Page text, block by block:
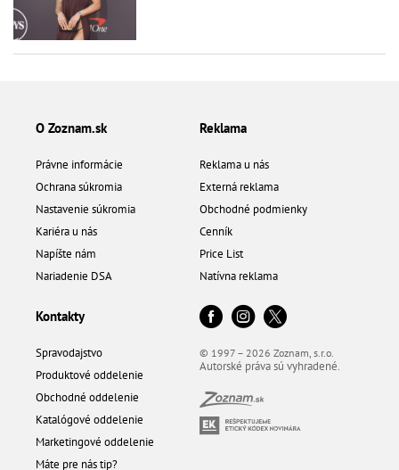
O Zoznam.sk
Právne informácie
Ochrana súkromia
Nastavenie súkromia
Kariéra u nás
Napíšte nám
Nariadenie DSA
Reklama
Reklama u nás
Externá reklama
Obchodné podmienky
Cenník
Price List
Natívna reklama
Kontakty
Spravodajstvo
Produktové oddelenie
Obchodné oddelenie
Katalógové oddelenie
Marketingové oddelenie
Máte pre nás tip?
© 1997 – 2026 Zoznam, s.r.o.
Autorské práva sú vyhradené.